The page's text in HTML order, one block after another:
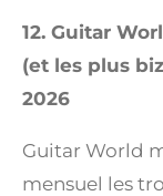
12. Guitar
(et les plus
2026
Guitar World
mensuel les